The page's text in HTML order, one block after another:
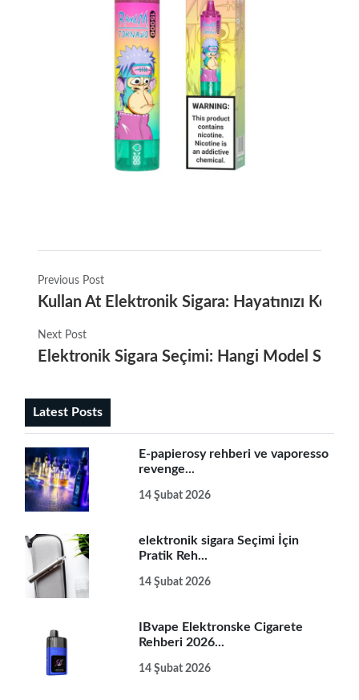
Previous Post
Kullan At Elektronik Sigara: Hayatınızı
Next Post
Elektronik Sigara Seçimi: Hangi Model Size
Latest Posts
E-papierosy rehberi ve vaporesso
revenge...
14 Şubat 2026
elektronik sigara Seçimi İçin
Pratik Reh...
14 Şubat 2026
IBvape Elektronske Cigarete
Rehberi 2026...
14 Şubat 2026